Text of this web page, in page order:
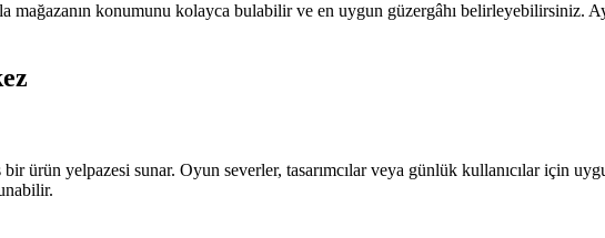
mağazanın konumunu kolayca bulabilir ve en uygun güzergâhı belirleyebilirsiniz.
ürün yelpazesi sunar. Oyun severler, tasarımcılar veya günlük kullanıcılar için